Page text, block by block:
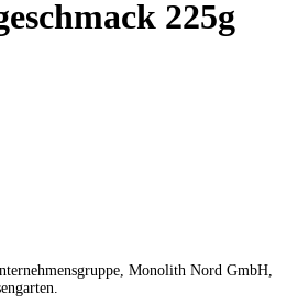
225g
Monolith Nord GmbH,